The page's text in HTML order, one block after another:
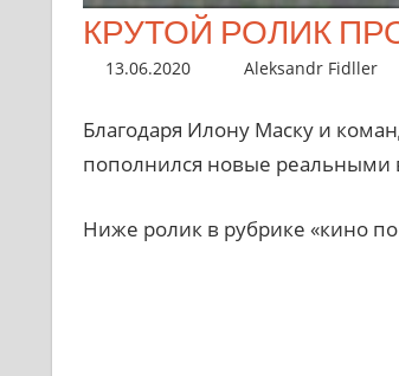
КРУТОЙ РОЛИК
13.06.2020 Aleksandr Fidller
Благодаря Илону Маску и
пополнился новые реальными
Ниже ролик в рубрике «кино